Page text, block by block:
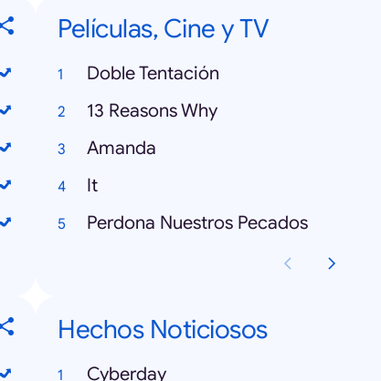
Películas, Cine y TV
Doble Tentación
13 Reasons Why
Amanda
It
Perdona Nuestros Pecados
Hechos Noticiosos
Cyberday